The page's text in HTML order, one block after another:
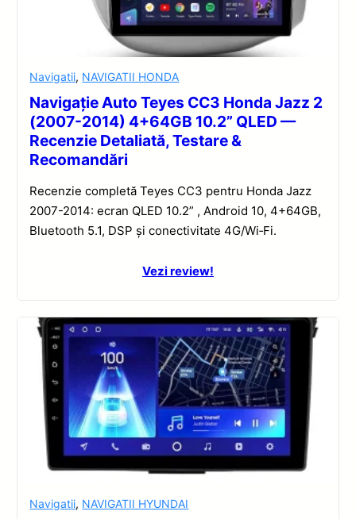
Navigatii, NAVIGATII HONDA
Navigație Auto Teyes CC3 Honda Jazz 2
(2007-2014) 4+64GB 10.2” QLED —
Recenzie Detaliată, Testare &
Recomandări
Recenzie completă Teyes CC3 pentru Honda Jazz
2007-2014: ecran QLED 10.2” , Android 10, 4+64GB,
Bluetooth 5.1, DSP și conectivitate 4G/Wi‑Fi.
Vezi review!
Navigatii, NAVIGATII HYUNDAI